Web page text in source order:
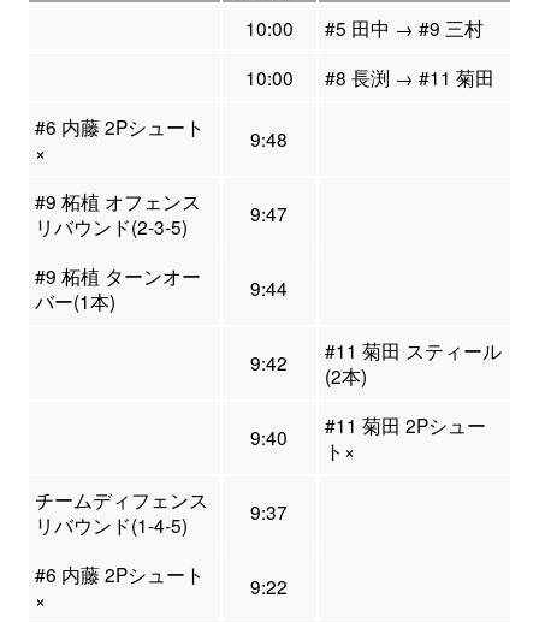
10:00
#5 田中 → #9 三村
10:00
#8 長渕 → #11 菊田
#6 内藤 2Pシュート
×
9:48
#9 柘植 オフェンス
リバウンド(2-3-5)
9:47
#9 柘植 ターンオー
バー(1本)
9:44
9:42
#11 菊田 スティール
(2本)
9:40
#11 菊田 2Pシュー
ト×
チームディフェンス
リバウンド(1-4-5)
9:37
#6 内藤 2Pシュート
×
9:22